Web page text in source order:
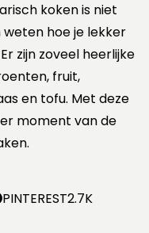
koken is niet
hoe je lekker
zijn zoveel heerlijke
fruit,
en tofu. Met deze
moment van de
PINTEREST2.7K